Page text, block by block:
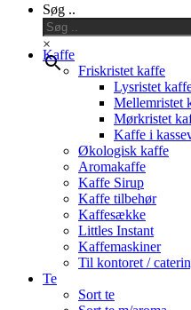
Menu
Søg ..
×
Kaffe
Friskristet kaffe
Lysristet
Mellemristet
Mørkristet
Kaffe i
Økologisk kaffe
Aromakaffe
Kaffe Sirup
Kaffe tilbehør
Kaffesække
Littles Instant
Kaffemaskiner
Til kontoret /
Te
Sort te